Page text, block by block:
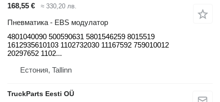
168,55 € ≈ 330,20 лв.
Пневматика - EBS модулатор
4801040090 500590631 5801546259 8015519
1612935610103 1102732030 11167592 759010012
20297652 1102...
Естония, Tallinn
TruckParts Eesti OÜ